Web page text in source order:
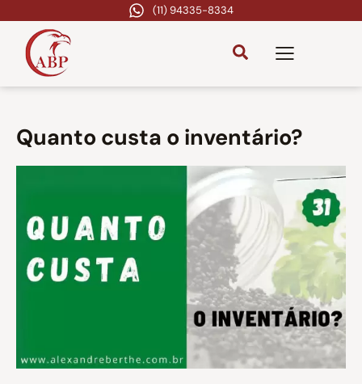
(11) 94335-8334
Quanto custa o inventário?